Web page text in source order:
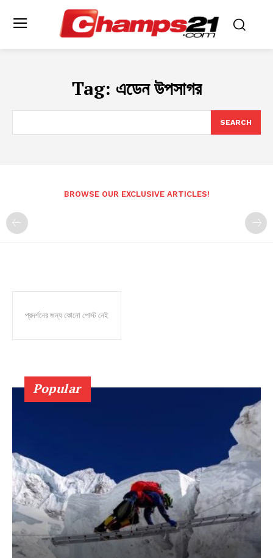
Tag: এডেন উপসাগর
SEARCH
BROWSE OUR EXCLUSIVE ARTICLES!
প্রদর্শনের জন্য কোনো পোস্ট নেই
Popular